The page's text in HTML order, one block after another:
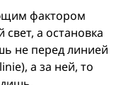
фактором
а остановка
не перед линией
а за ней, то